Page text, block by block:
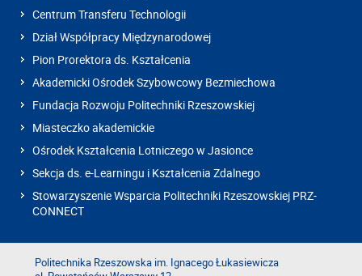
Centrum Transferu Technologii
Dział Współpracy Międzynarodowej
Pion Prorektora ds. Kształcenia
Akademicki Ośrodek Szybowcowy Bezmiechowa
Fundacja Rozwoju Politechniki Rzeszowskiej
Miasteczko akademickie
Ośrodek Kształcenia Lotniczego w Jasionce
Sekcja ds. e-Learningu i Kształcenia Zdalnego
Stowarzyszenie Wsparcia Politechniki Rzeszowskiej PRZ-
CONNECT
Politechnika Rzeszowska im. Ignacego Łukasiewicza